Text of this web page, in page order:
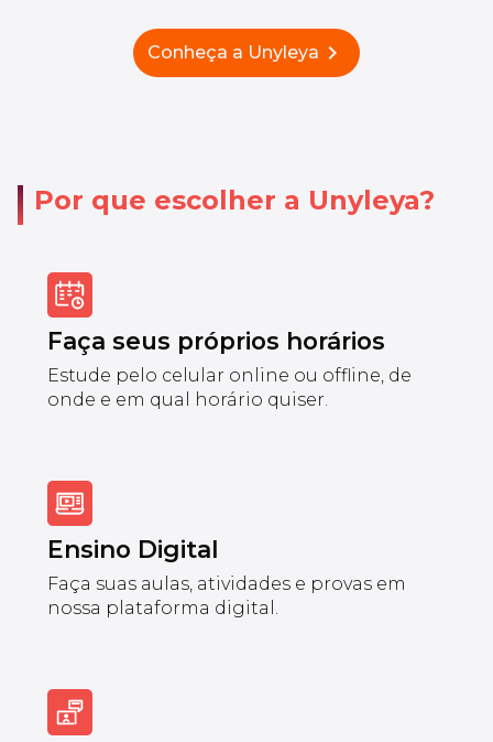
Conheça a Unyleya chevron_right
Por que escolher a Unyleya?
Faça seus próprios horários
Estude pelo celular online ou offline, de
onde e em qual horário quiser.
Ensino Digital
Faça suas aulas, atividades e provas em
nossa plataforma digital.